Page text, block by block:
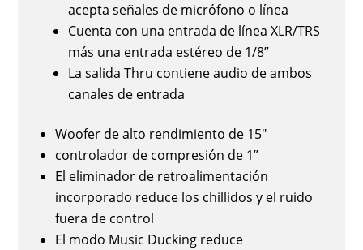
acepta señales de micrófono o línea
Cuenta con una entrada de línea XLR/TRS
más una entrada estéreo de 1/8”
La salida Thru contiene audio de ambos
canales de entrada
Woofer de alto rendimiento de 15"
controlador de compresión de 1”
El eliminador de retroalimentación
incorporado reduce los chillidos y el ruido
fuera de control
El modo Music Ducking reduce